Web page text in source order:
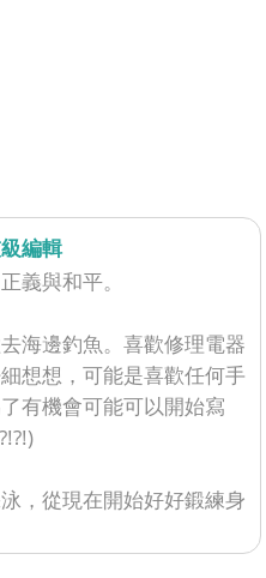
編輯
義與和平。
海邊釣魚。喜歡修理電器
想想，可能是喜歡任何手
有機會可能可以開始寫
，從現在開始好好鍛練身